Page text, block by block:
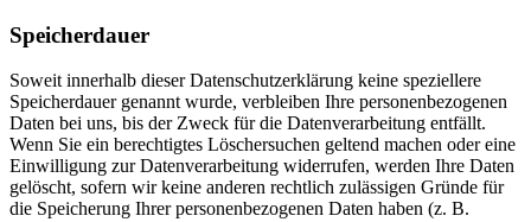
Speicherdauer
Soweit innerhalb dieser Datenschutzerklärung keine speziellere
Speicherdauer genannt wurde, verbleiben Ihre personenbezogenen
Daten bei uns, bis der Zweck für die Datenverarbeitung entfällt.
Wenn Sie ein berechtigtes Löschersuchen geltend machen oder eine
Einwilligung zur Datenverarbeitung widerrufen, werden Ihre Daten
gelöscht, sofern wir keine anderen rechtlich zulässigen Gründe für
die Speicherung Ihrer personenbezogenen Daten haben (z. B.